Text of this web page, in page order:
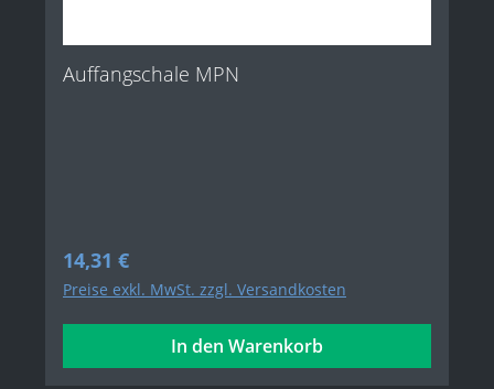
Auffangschale MPN
Regulärer Preis:
14,31 €
Preise exkl. MwSt. zzgl. Versandkosten
In den Warenkorb